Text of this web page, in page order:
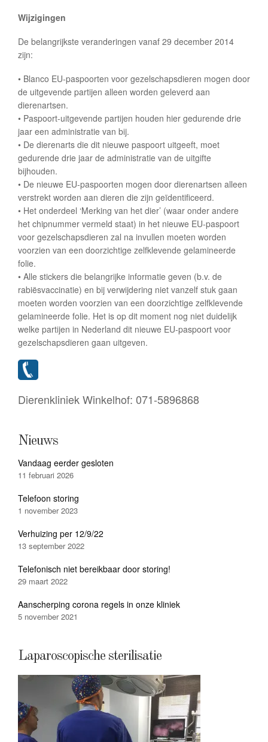
Wijzigingen
De belangrijkste veranderingen vanaf 29 december 2014
zijn:
• Blanco EU-paspoorten voor gezelschapsdieren mogen door
de uitgevende partijen alleen worden geleverd aan
dierenartsen.
• Paspoort-uitgevende partijen houden hier gedurende drie
jaar een administratie van bij.
• De dierenarts die dit nieuwe paspoort uitgeeft, moet
gedurende drie jaar de administratie van de uitgifte
bijhouden.
• De nieuwe EU-paspoorten mogen door dierenartsen alleen
verstrekt worden aan dieren die zijn geïdentificeerd.
• Het onderdeel ‘Merking van het dier’ (waar onder andere
het chipnummer vermeld staat) in het nieuwe EU-paspoort
voor gezelschapsdieren zal na invullen moeten worden
voorzien van een doorzichtige zelfklevende gelamineerde
folie.
• Alle stickers die belangrijke informatie geven (b.v. de
rabiësvaccinatie) en bij verwijdering niet vanzelf stuk gaan
moeten worden voorzien van een doorzichtige zelfklevende
gelamineerde folie. Het is op dit moment nog niet duidelijk
welke partijen in Nederland dit nieuwe EU-paspoort voor
gezelschapsdieren gaan uitgeven.
Dierenkliniek Winkelhof: 071-5896868
Nieuws
Vandaag eerder gesloten
11 februari 2026
Telefoon storing
1 november 2023
Verhuizing per 12/9/22
13 september 2022
Telefonisch niet bereikbaar door storing!
29 maart 2022
Aanscherping corona regels in onze kliniek
5 november 2021
Laparoscopische sterilisatie